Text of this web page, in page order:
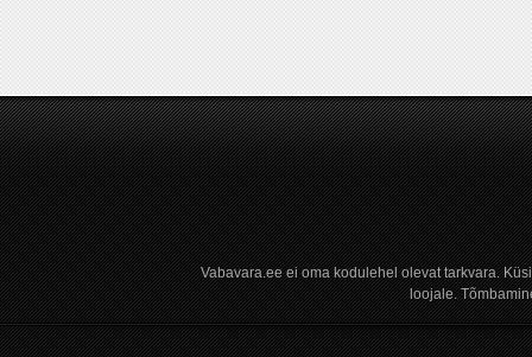
Vabavara.ee ei oma kodulehel olevat tarkvara.
loojale.